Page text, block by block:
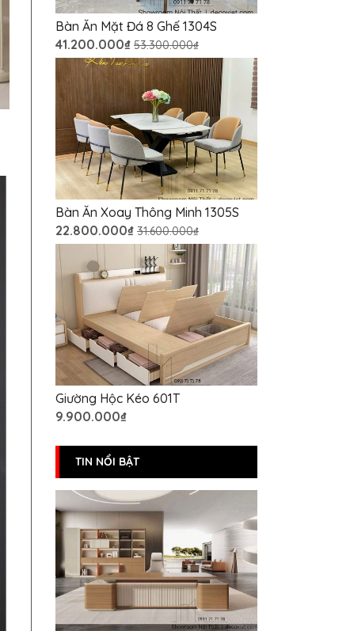
Bàn Ăn Mặt Đá 8 Ghế 1304S
41.200.000₫ 53.300.000₫
Bàn Ăn Xoay Thông Minh 1305S
22.800.000₫ 31.600.000₫
Giường Hộc Kéo 601T
9.900.000₫
TIN NỔI BẬT